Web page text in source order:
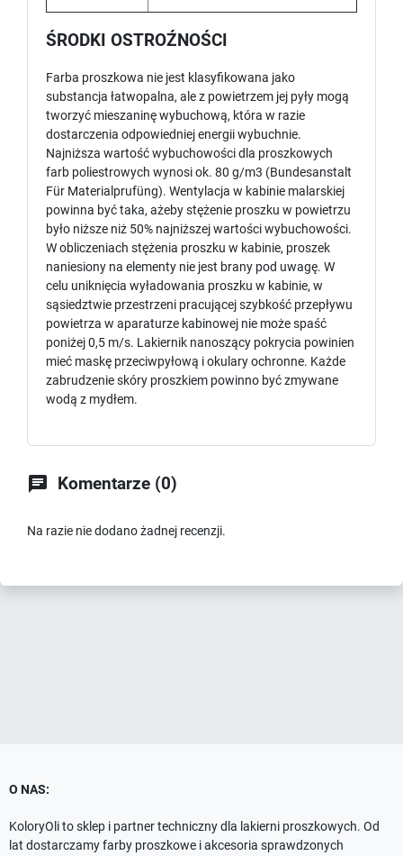
ŚRODKI OSTROŹNOŚCI
Farba proszkowa nie jest klasyfikowana jako
substancja łatwopalna, ale z powietrzem jej pyły mogą
tworzyć mieszaninę wybuchową, która w razie
dostarczenia odpowiedniej energii wybuchnie.
Najniższa wartość wybuchowości dla proszkowych
farb poliestrowych wynosi ok. 80 g/m3 (Bundesanstalt
Für Materialprufüng). Wentylacja w kabinie malarskiej
powinna być taka, ażeby stężenie proszku w powietrzu
było niższe niż 50% najniższej wartości wybuchowości.
W obliczeniach stężenia proszku w kabinie, proszek
naniesiony na elementy nie jest brany pod uwagę. W
celu uniknięcia wyładowania proszku w kabinie, w
sąsiedztwie przestrzeni pracującej szybkość przepływu
powietrza w aparaturze kabinowej nie może spaść
poniżej 0,5 m/s. Lakiernik nanoszący pokrycia powinien
mieć maskę przeciwpyłową i okulary ochronne. Każde
zabrudzenie skóry proszkiem powinno być zmywane
wodą z mydłem.
 Komentarze (0)
Na razie nie dodano żadnej recenzji.
O NAS:
KoloryOli to sklep i partner techniczny dla lakierni proszkowych. Od
lat dostarczamy farby proszkowe i akcesoria sprawdzonych